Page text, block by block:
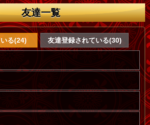
友達一覧
る(24) 友達登録されている(30)